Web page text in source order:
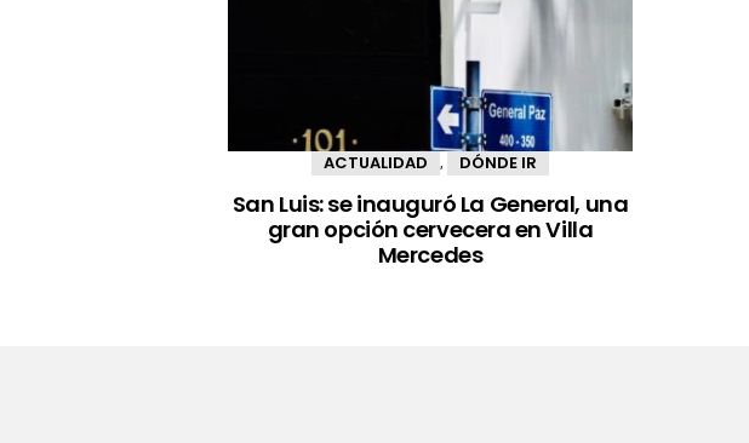
ACTUALIDAD , DÓNDE IR
San Luis: se inauguró La General, una
gran opción cervecera en Villa
Mercedes